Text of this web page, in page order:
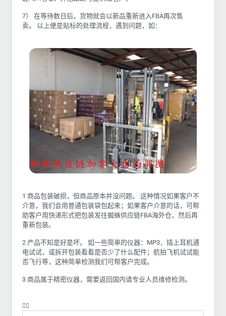
7） 在等待数日后，货物就会以新品重新进入FBA再次售
卖。
以上便是贴标的处理流程，遇到问题，如：
1 商品包装破损，但商品原本并没问题。 这种情况如果客户不
介意，我们会用普通包装袋包起来；如果客户介意的话，可帮
助客户用快递形式把包装发往蜘蛛供应链FBA海外仓，然后再
重新包装。
2 产品不知是好是坏。 如一些简单的仪器： MP3，插上耳机通
电试试，或拆开包装看看是否少了什么配件；航拍飞机试试能
否飞行等，这种简单检测我们可帮客户完成。
3 商品属于精密仪器，需要返回国内请专业人员维修检测。
❤️‍🔥